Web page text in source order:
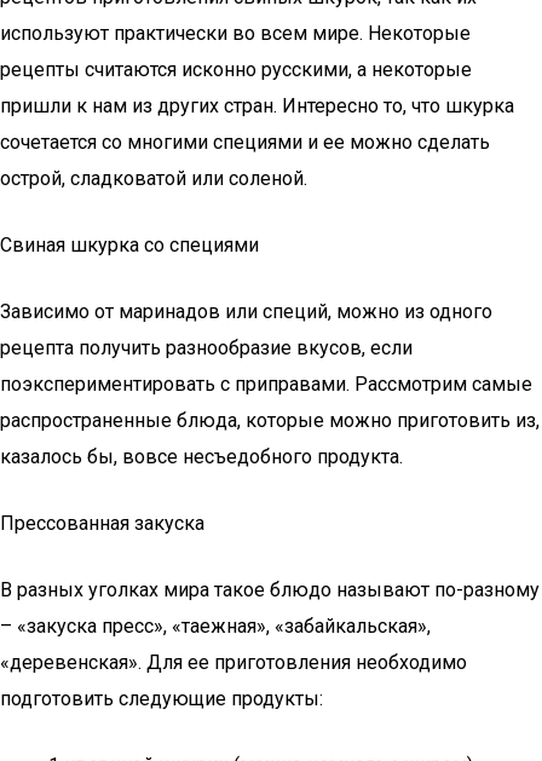
используют практически во всем мире. Некоторые
рецепты считаются исконно русскими, а некоторые
пришли к нам из других стран. Интересно то, что шкурка
сочетается со многими специями и ее можно сделать
острой, сладковатой или соленой.
Свиная шкурка со специями
Зависимо от маринадов или специй, можно из одного
рецепта получить разнообразие вкусов, если
поэкспериментировать с приправами. Рассмотрим самые
распространенные блюда, которые можно приготовить из,
казалось бы, вовсе несъедобного продукта.
Прессованная закуска
В разных уголках мира такое блюдо называют по-разному
– «закуска пресс», «таежная», «забайкальская»,
«деревенская». Для ее приготовления необходимо
подготовить следующие продукты: